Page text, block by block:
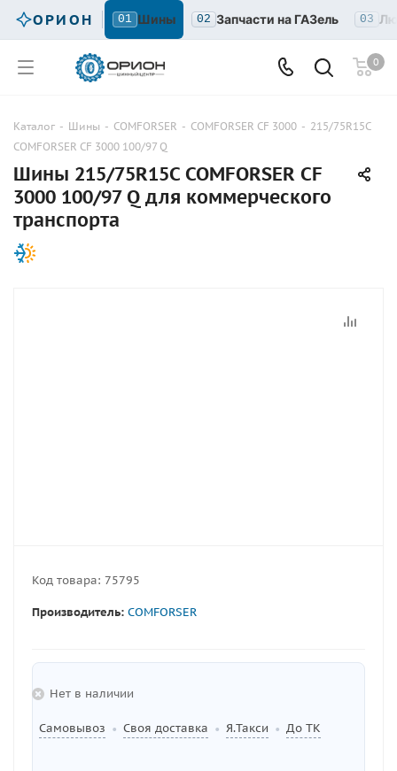
ОРИОН 01 Шины 02 Запчасти на ГАЗель 03
0
Каталог - Шины - COMFORSER - COMFORSER CF 3000 - 215/75R15C
COMFORSER CF 3000 100/97 Q
Шины 215/75R15C COMFORSER CF
3000 100/97 Q для коммерческого
транспорта
Код товара: 75795
Производитель: COMFORSER
Нет в наличии
Самовывоз • Своя доставка • Я.Такси • До ТК